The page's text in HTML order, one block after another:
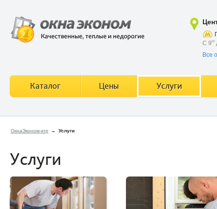
ОкнаЭконом-ктр → Услуги
Услуги
С 900
Все
Каталог Цены Услуги